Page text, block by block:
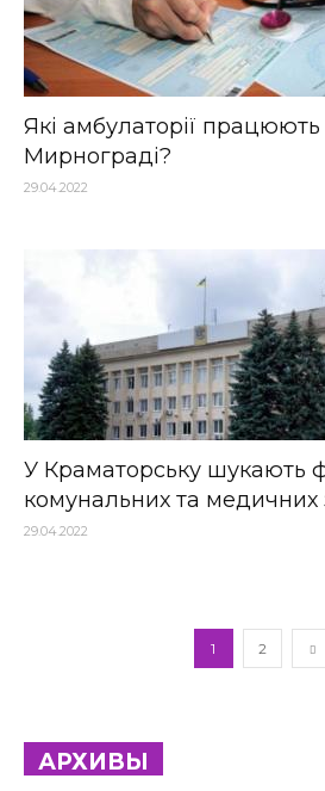
Які амбулаторії працюють
Мирнограді?
29.04.2022
У Краматорську шукають
комунальних та медичних
29.04.2022
1 2
АРХИВЫ